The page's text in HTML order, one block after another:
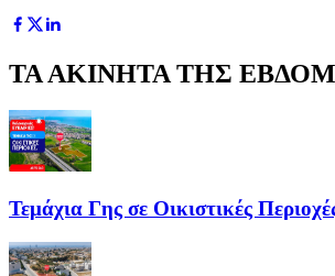
ΤΑ ΑΚΙΝΗΤΑ ΤΗΣ
Τεμάχια Γης σε Οικιστικές